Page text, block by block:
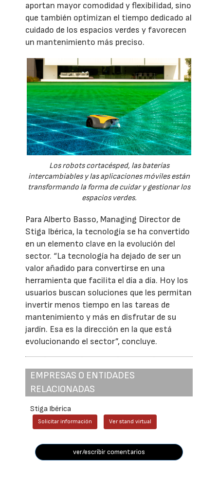
aportan mayor comodidad y flexibilidad, sino
que también optimizan el tiempo dedicado al
cuidado de los espacios verdes y favorecen
un mantenimiento más preciso.
Los robots cortacésped, las baterías
intercambiables y las aplicaciones móviles están
transformando la forma de cuidar y gestionar los
espacios verdes.
Para Alberto Basso, Managing Director de
Stiga Ibérica, la tecnología se ha convertido
en un elemento clave en la evolución del
sector. “La tecnología ha dejado de ser un
valor añadido para convertirse en una
herramienta que facilita el día a día. Hoy los
usuarios buscan soluciones que les permitan
invertir menos tiempo en las tareas de
mantenimiento y más en disfrutar de su
jardín. Esa es la dirección en la que está
evolucionando el sector”, concluye.
EMPRESAS O ENTIDADES
RELACIONADAS
Stiga Ibérica
Solicitar información Ver stand virtual
ver/escribir comentarios